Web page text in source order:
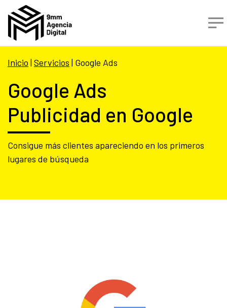
Inicio | Servicios | Google Ads
Google Ads
Publicidad en Google
Consigue más clientes apareciendo en los primeros
lugares de búsqueda